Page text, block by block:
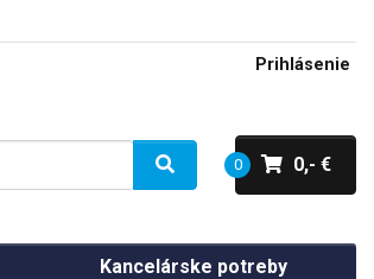
Prihlásenie
0 0,- €
Kancelárske potreby